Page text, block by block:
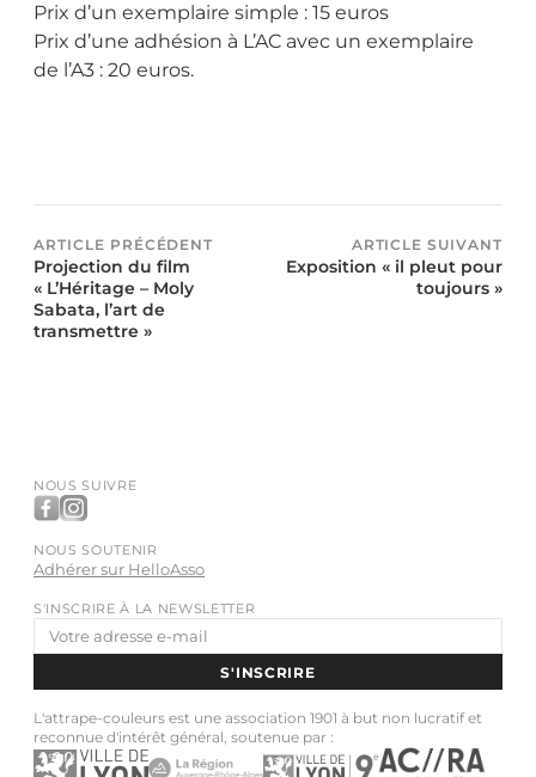
Prix d’un exemplaire simple : 15 euros
Prix d’une adhésion à L’AC avec un exemplaire
de l’A3 : 20 euros.
ARTICLE PRÉCÉDENT
Projection du film
« L’Héritage – Moly
Sabata, l’art de
transmettre »
ARTICLE SUIVANT
Exposition « il pleut pour
toujours »
NOUS SUIVRE
NOUS SOUTENIR
Adhérer sur HelloAsso
S'INSCRIRE À LA NEWSLETTER
Adresse
e-
mail
S'INSCRIRE
L'attrape-couleurs est une association 1901 à but non lucratif et
reconnue d'intérêt général, soutenue par :